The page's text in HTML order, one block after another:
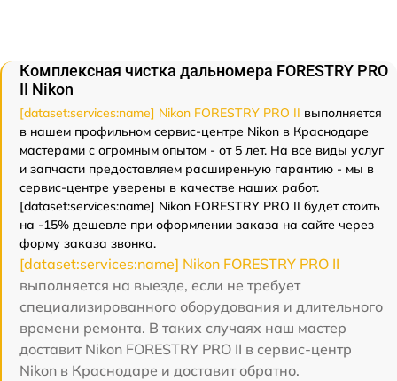
Комплексная чистка дальномера FORESTRY PRO
II Nikon
[dataset:services:name] Nikon FORESTRY PRO II выполняется
в нашем профильном сервис-центре Nikon в Краснодаре
мастерами с огромным опытом - от 5 лет. На все виды услуг
и запчасти предоставляем расширенную гарантию - мы в
сервис-центре уверены в качестве наших работ.
[dataset:services:name] Nikon FORESTRY PRO II будет стоить
на -15% дешевле при оформлении заказа на сайте через
форму заказа звонка.
[dataset:services:name] Nikon FORESTRY PRO II
выполняется на выезде, если не требует
специализированного оборудования и длительного
времени ремонта. В таких случаях наш мастер
доставит Nikon FORESTRY PRO II в сервис-центр
Nikon в Краснодаре и доставит обратно.